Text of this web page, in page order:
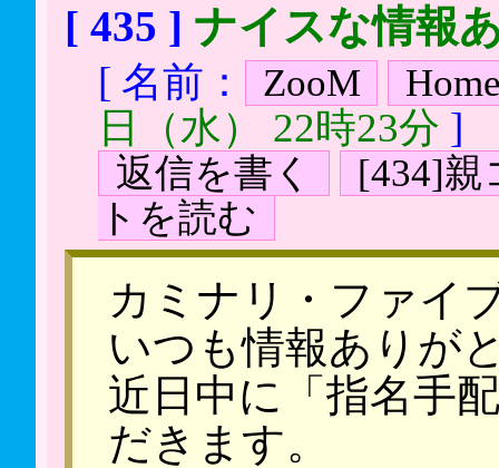
[ 435 ] ナイスな情報
[ 名前： ZooM
日（水） 22時23分 ]
返信を書く
[434]親
トを読む
カミナリ・ファイ
いつも情報ありが
近日中に「指名手
だきます。